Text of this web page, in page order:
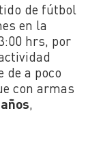
de fútbol
en la
hrs, por
de a poco
con armas